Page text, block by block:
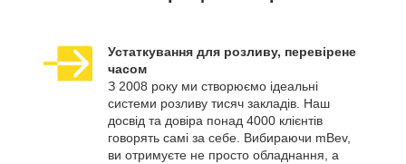
Устаткування для розливу, перевірене
часом
З 2008 року ми створюємо ідеальні
системи розливу тисяч закладів. Наш
досвід та довіра понад 4000 клієнтів
говорять самі за себе. Вибираючи mBev,
ви отримуєте не просто обладнання, а